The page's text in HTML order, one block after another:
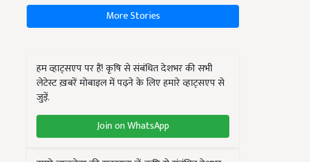
More Stories
हम व्हाट्सएप पर हैं! कृषि से संबंधित देशभर की सभी
लेटेस्ट ख़बरें मोबाइल में पढ़ने के लिए हमारे व्हाट्सएप से
जुड़ें.
Join on WhatsApp